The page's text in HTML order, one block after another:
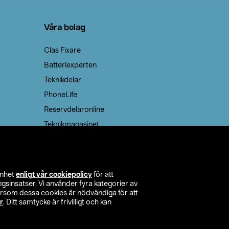
enligt vår cookiepolicy för att
Vi använder fyra kategorier av
dessa cookies är nödvändiga för att
. Ditt samtycke är frivilligt och kan
Våra bolag
Clas Fixare
Batteriexperten
Teknikdelar
PhoneLife
Reservdelaronline
Teknikmagasinet